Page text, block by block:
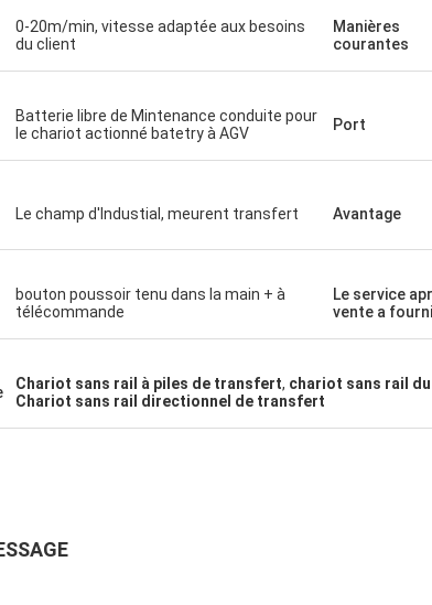
0-20m/min, vitesse adaptée aux besoins
du client
Manières
courantes
Batterie libre de Mintenance conduite pour
le chariot actionné batetry à AGV
Port
Le champ d'Industial, meurent transfert Avantage
bouton poussoir tenu dans la main + à
télécommande
Le service
vente a fourni
Chariot sans rail à piles de transfert, chariot sans rail
Chariot sans rail directionnel de transfert